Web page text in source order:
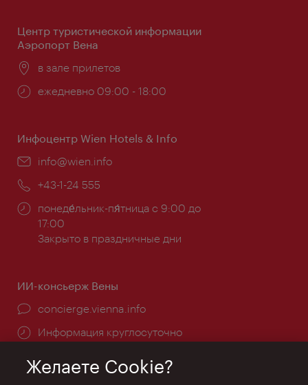
Центр туристической информации
Аэропорт Вена
Расположение:
в зале прилетов
Часы
ежедневно 09:00 - 18:00
Инфоцентр Wien Hotels & Info
Эл.
info@wien.info
Телефон:
+43-1-24 555
Часы
работы:
понеде́льник-пя́тница с 9:00 до
17:00
Закрыто в праздничные дни
ИИ-консьерж Вены
concierge.vienna.info
Информация круглосуточно
Желаете Cookie?